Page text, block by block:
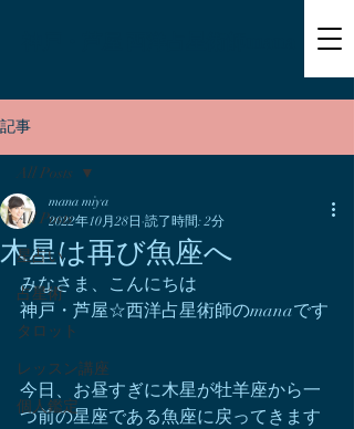
記事
All Posts
星占い
占星術
タロット
レッスン講座
個人鑑定
All Posts
木星は再び魚座へ
mana miya
2022年10月28日 読了時間: 2分
みなさま、こんにちは
神戸・芦屋☆西洋占星術師のmanaです
今日、お昼すぎに木星が牡羊座から一
つ前の星座である魚座に戻ってきます